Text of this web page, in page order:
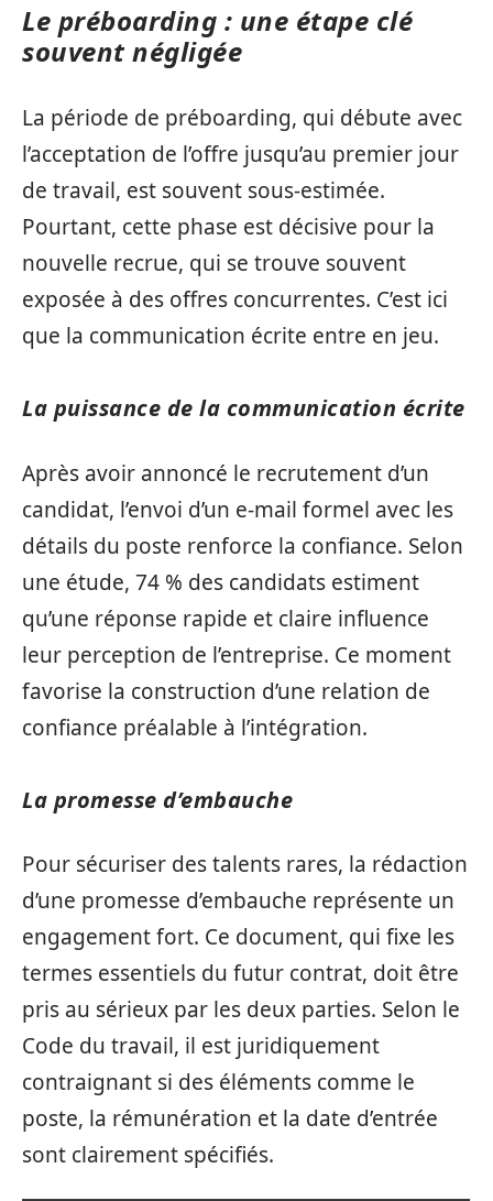
Le préboarding : une étape clé
souvent négligée
La période de préboarding, qui débute avec
l’acceptation de l’offre jusqu’au premier jour
de travail, est souvent sous-estimée.
Pourtant, cette phase est décisive pour la
nouvelle recrue, qui se trouve souvent
exposée à des offres concurrentes. C’est ici
que la communication écrite entre en jeu.
La puissance de la communication écrite
Après avoir annoncé le recrutement d’un
candidat, l’envoi d’un e-mail formel avec les
détails du poste renforce la confiance. Selon
une étude, 74 % des candidats estiment
qu’une réponse rapide et claire influence
leur perception de l’entreprise. Ce moment
favorise la construction d’une relation de
confiance préalable à l’intégration.
La promesse d’embauche
Pour sécuriser des talents rares, la rédaction
d’une promesse d’embauche représente un
engagement fort. Ce document, qui fixe les
termes essentiels du futur contrat, doit être
pris au sérieux par les deux parties. Selon le
Code du travail, il est juridiquement
contraignant si des éléments comme le
poste, la rémunération et la date d’entrée
sont clairement spécifiés.